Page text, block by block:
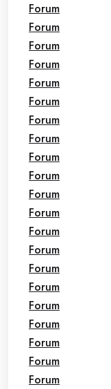
Forum
Forum
Forum
Forum
Forum
Forum
Forum
Forum
Forum
Forum
Forum
Forum
Forum
Forum
Forum
Forum
Forum
Forum
Forum
Forum
Forum